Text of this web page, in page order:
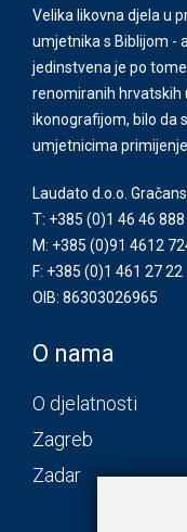
Velika likovna djela u
umjetnika s Biblijom -
jedinstvena je po
renomiranih hrvatskih
ikonografijom, bilo da
umjetnicima
Laudato d.o.o.
T: +385 (0)1 46 46 888
M: +385 (0)91 4612
F: +385 (0)1 461 27 22
OIB: 86303026965
O nama
O djelatnosti
Zagreb
Zadar